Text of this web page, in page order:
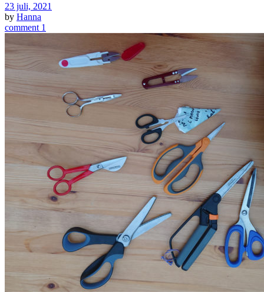
23 juli, 2021
by Hanna
comment 1